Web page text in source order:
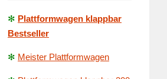
✻ Plattformwagen klappbar
Bestseller
✻ Meister Plattformwagen